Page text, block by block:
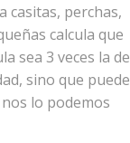
casitas, perchas,
calcula que
sea 3 veces la de
sino que puede
lo podemos